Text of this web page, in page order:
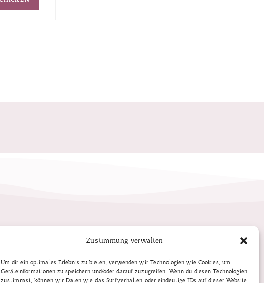
Zustimmung verwalten
Um dir ein optimales Erlebnis zu bieten, verwenden wir Technologien wie Cookies, um
Geräteinformationen zu speichern und/oder darauf zuzugreifen. Wenn du diesen Technologien
zustimmst, können wir Daten wie das Surfverhalten oder eindeutige IDs auf dieser Website